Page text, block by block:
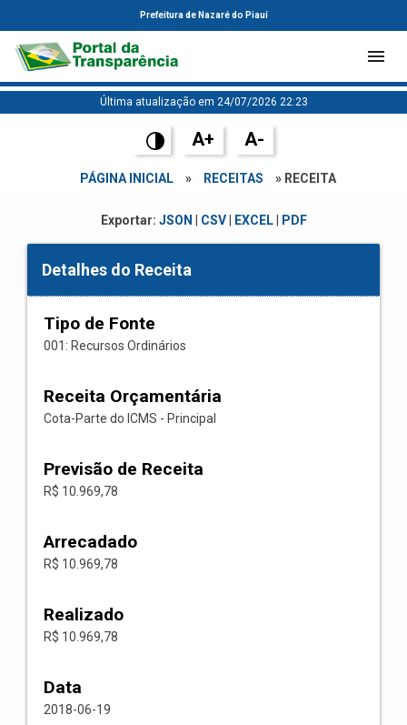
Prefeitura de Nazaré do Piauí
Última atualização em 24/07/2026 22:23
A+ A-
PÁGINA INICIAL » RECEITAS » RECEITA
Exportar: JSON CSV| EXCEL| PDF
Detalhes do Receita
Tipo de Fonte
001: Recursos Ordinários
Receita Orçamentária
Cota-Parte do ICMS - Principal
Previsão de Receita
R$ 10.969,78
Arrecadado
R$ 10.969,78
Realizado
R$ 10.969,78
Data
2018-06-19